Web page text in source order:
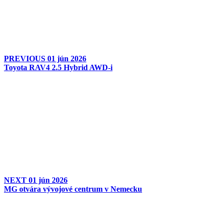
PREVIOUS 01 jún 2026
Toyota RAV4 2.5 Hybrid AWD-i
NEXT 01 jún 2026
MG otvára vývojové centrum v Nemecku